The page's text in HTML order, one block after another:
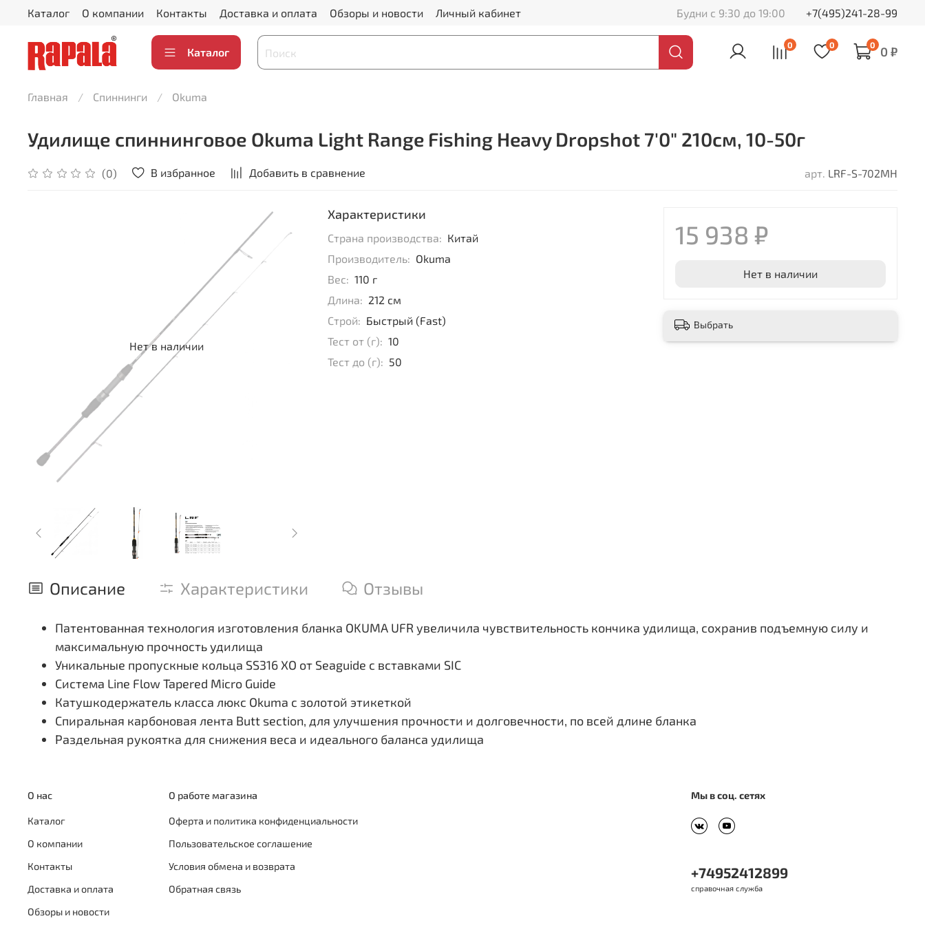
Каталог О компании Контакты Доставка и оплата Обзоры и новости Личный кабинет Будни с 9:30 до 19:00 +7(495)241-28-99
Каталог
0 0 0 0 ₽
Главная Спиннинги Okuma
Удилище спиннинговое Okuma Light Range Fishing Heavy Dropshot 7'0" 210см, 10-50г
(0) В избранное Добавить в сравнение арт. LRF-S-702MH
Нет в наличии
Характеристики
Страна производства: Китай
Производитель: Okuma
Вес: 110 г
Длина: 212 см
Строй: Быстрый (Fast)
Тест от (г): 10
Тест до (г): 50
15 938 ₽
Нет в наличии
Выбрать
Описание Характеристики Отзывы
Патентованная технология изготовления бланка OKUMA UFR увеличила чувствительность кончика удилища, сохранив подъемную силу и
максимальную прочность удилища
Уникальные пропускные кольца SS316 XO от Seaguide с вставками SIC
Система Line Flow Tapered Micro Guide
Катушкодержатель класса люкс Okuma с золотой этикеткой
Спиральная карбоновая лента Butt section, для улучшения прочности и долговечности, по всей длине бланка
Раздельная рукоятка для снижения веса и идеального баланса удилища
О нас
Каталог
О компании
Контакты
Доставка и оплата
Обзоры и новости
О работе магазина
Оферта и политика конфиденциальности
Пользовательское соглашение
Условия обмена и возврата
Обратная связь
Мы в соц. сетях
+74952412899
справочная служба